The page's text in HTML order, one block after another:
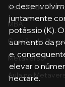
Gestão de
MBA
Gestão de
Metaverso
Aula no
o
juntamente
potássio (K).
aumento da
e,
elevar o
hectare.